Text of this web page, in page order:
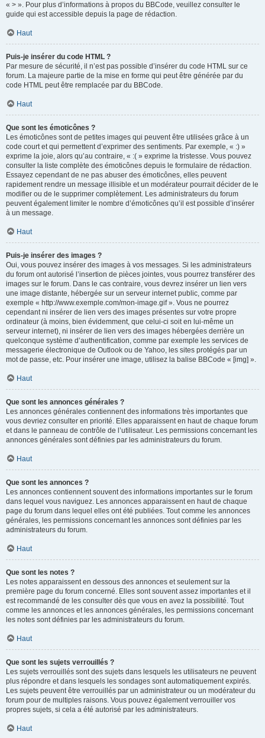
« > ». Pour plus d’informations à propos du BBCode, veuillez consulter le
guide qui est accessible depuis la page de rédaction.
Haut
Puis-je insérer du code HTML ?
Par mesure de sécurité, il n’est pas possible d’insérer du code HTML sur ce
forum. La majeure partie de la mise en forme qui peut être générée par du
code HTML peut être remplacée par du BBCode.
Haut
Que sont les émoticônes ?
Les émoticônes sont de petites images qui peuvent être utilisées grâce à un
code court et qui permettent d’exprimer des sentiments. Par exemple, « :) »
exprime la joie, alors qu’au contraire, « :( » exprime la tristesse. Vous pouvez
consulter la liste complète des émoticônes depuis le formulaire de rédaction.
Essayez cependant de ne pas abuser des émoticônes, elles peuvent
rapidement rendre un message illisible et un modérateur pourrait décider de le
modifier ou de le supprimer complètement. Les administrateurs du forum
peuvent également limiter le nombre d’émoticônes qu’il est possible d’insérer
à un message.
Haut
Puis-je insérer des images ?
Oui, vous pouvez insérer des images à vos messages. Si les administrateurs
du forum ont autorisé l’insertion de pièces jointes, vous pourrez transférer des
images sur le forum. Dans le cas contraire, vous devrez insérer un lien vers
une image distante, hébergée sur un serveur internet public, comme par
exemple « http://www.exemple.com/mon-image.gif ». Vous ne pourrez
cependant ni insérer de lien vers des images présentes sur votre propre
ordinateur (à moins, bien évidemment, que celui-ci soit en lui-même un
serveur internet), ni insérer de lien vers des images hébergées derrière un
quelconque système d’authentification, comme par exemple les services de
messagerie électronique de Outlook ou de Yahoo, les sites protégés par un
mot de passe, etc. Pour insérer une image, utilisez la balise BBCode « [img] ».
Haut
Que sont les annonces générales ?
Les annonces générales contiennent des informations très importantes que
vous devriez consulter en priorité. Elles apparaissent en haut de chaque forum
et dans le panneau de contrôle de l’utilisateur. Les permissions concernant les
annonces générales sont définies par les administrateurs du forum.
Haut
Que sont les annonces ?
Les annonces contiennent souvent des informations importantes sur le forum
dans lequel vous naviguez. Les annonces apparaissent en haut de chaque
page du forum dans lequel elles ont été publiées. Tout comme les annonces
générales, les permissions concernant les annonces sont définies par les
administrateurs du forum.
Haut
Que sont les notes ?
Les notes apparaissent en dessous des annonces et seulement sur la
première page du forum concerné. Elles sont souvent assez importantes et il
est recommandé de les consulter dès que vous en avez la possibilité. Tout
comme les annonces et les annonces générales, les permissions concernant
les notes sont définies par les administrateurs du forum.
Haut
Que sont les sujets verrouillés ?
Les sujets verrouillés sont des sujets dans lesquels les utilisateurs ne peuvent
plus répondre et dans lesquels les sondages sont automatiquement expirés.
Les sujets peuvent être verrouillés par un administrateur ou un modérateur du
forum pour de multiples raisons. Vous pouvez également verrouiller vos
propres sujets, si cela a été autorisé par les administrateurs.
Haut